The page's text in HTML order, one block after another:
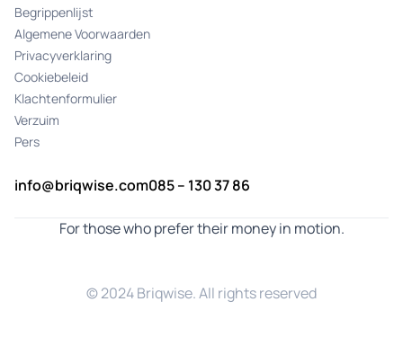
Begrippenlijst
Algemene Voorwaarden
Privacyverklaring
Cookiebeleid
Klachtenformulier
Verzuim
Pers
info@briqwise.com085 – 130 37 86
For those who prefer their money in motion.
© 2024 Briqwise. All rights reserved